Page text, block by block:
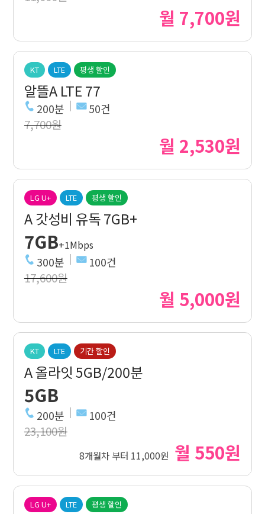
월 7,700원
KT LTE 평생 할인
알뜰A LTE 77
200분 50건
7,700원
월 2,530원
LG U+ LTE 평생 할인
A 갓성비 유독 7GB+
7GB+1Mbps
300분 100건
17,600원
월 5,000원
KT LTE 기간 할인
A 올라잇 5GB/200분
5GB
200분 100건
23,100원
8개월차 부터 11,000원 월 550원
LG U+ LTE 평생 할인